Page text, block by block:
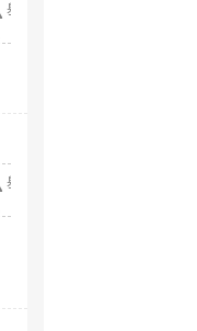
舉
舉